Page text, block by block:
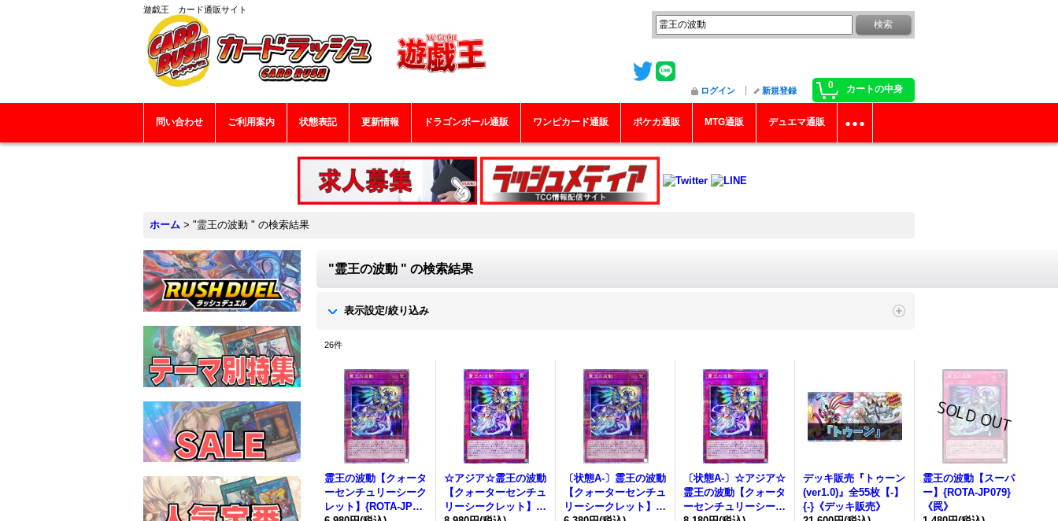
遊戯王 カード通販サイト
0 カートの中身
ログイン 新規登録
問い合わせ ご利用案内 状態表記 更新情報 ドラゴンボール通販 ワンピカード通販 ポケカ通販 MTG通販 デュエマ通販
ホーム > "霊王の波動 " の検索結果
"霊王の波動 " の検索結果
表示設定/絞り込み
26件
霊王の波動 【クォータ
ーセンチュリーシーク
レット】{ROTA-JP07
☆アジア☆霊王の波動
【クォーターセンチュ
リーシークレット】
〔状態A-〕 霊王の波動
【クォーターセンチュ
リーシークレット】{R
〔状態A-〕☆アジア☆
霊王の波動 【クォータ
ーセンチュリーシーク
デッキ販売『トゥーン
(ver1.0)』全55枚【-】
{-}《デッキ販売》
霊王の波動 【スーパ
ー】{ROTA-JP079}
《罠》